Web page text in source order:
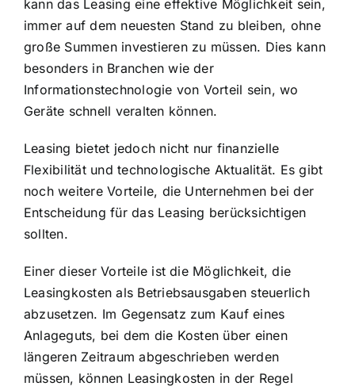
kann das Leasing eine effektive Möglichkeit sein,
immer auf dem neuesten Stand zu bleiben, ohne
große Summen investieren zu müssen. Dies kann
besonders in Branchen wie der
Informationstechnologie von Vorteil sein, wo
Geräte schnell veralten können.
Leasing bietet jedoch nicht nur finanzielle
Flexibilität und technologische Aktualität. Es gibt
noch weitere Vorteile, die Unternehmen bei der
Entscheidung für das Leasing berücksichtigen
sollten.
Einer dieser Vorteile ist die Möglichkeit, die
Leasingkosten als Betriebsausgaben steuerlich
abzusetzen. Im Gegensatz zum Kauf eines
Anlageguts, bei dem die Kosten über einen
längeren Zeitraum abgeschrieben werden
müssen, können Leasingkosten in der Regel